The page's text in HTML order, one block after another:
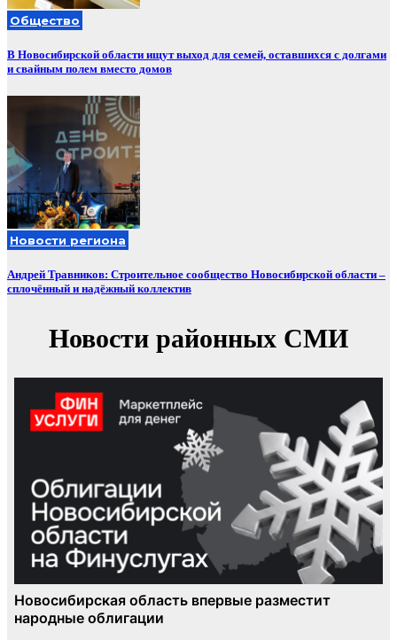
Общество
В Новосибирской области ищут выход для семей, оставшихся с долгами
и свайным полем вместо домов
Новости региона
Андрей Травников: Строительное сообщество Новосибирской области –
сплочённый и надёжный коллектив